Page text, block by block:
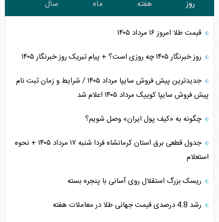
روز هفته ماه سال
قیمت طلا امروز ۱۶ مرداد ۱۴۰۵
روز خبرنگار ۱۴۰۵ چه روزی است؟ + پیام تبریک روز خبرنگار ۱۴۰۵
جدیدترین پیش فروش سایپا مرداد ۱۴۰۵ / شرایط و زمان ثبت نام
پیش فروش سایپا کوییک مرداد ۱۴۰۵ اعلام شد
چگونه به «کیف پول ایران» وصل شویم؟
جدول قطعی برق استان کرمانشاه فردا شنبه ۱۷ مرداد ۱۴۰۵ + نحوه
استعلام
ریسک بزرگ استقلال روی آسانی با پنجره بسته
رشد 4.8 درصدی قیمت جهانی طلا در معاملات هفته